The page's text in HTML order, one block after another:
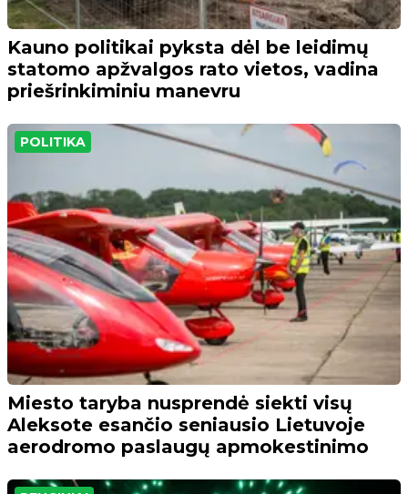
Kauno politikai pyksta dėl be leidimų
statomo apžvalgos rato vietos, vadina
priešrinkiminiu manevru
POLITIKA
Miesto taryba nusprendė siekti visų
Aleksote esančio seniausio Lietuvoje
aerodromo paslaugų apmokestinimo